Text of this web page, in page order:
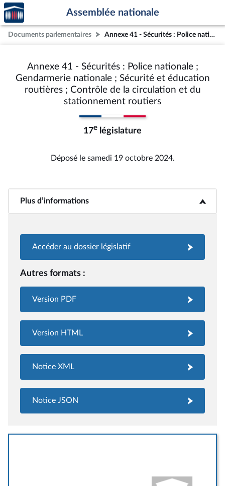
Aller au contenu
Aller en bas de la page
Accèder
à la
page
d'accueil
Assemblée nationale
Documents parlementaires Annexe 41 - Sécurités : Police nationale ; Gendarmerie nationale ; Sécurité et éducation routières ; Contrôle de la circulation et du stationnement routiers
Annexe 41 - Sécurités : Police nationale ;
Gendarmerie nationale ; Sécurité et éducation
routières ; Contrôle de la circulation et du
stationnement routiers
17e législature
Déposé le samedi 19 octobre 2024.
Plus d’informations<b>Plus d’informations</b>
Accéder au dossier législatif
Autres formats :
Version PDF
Version HTML
Notice XML
Notice JSON